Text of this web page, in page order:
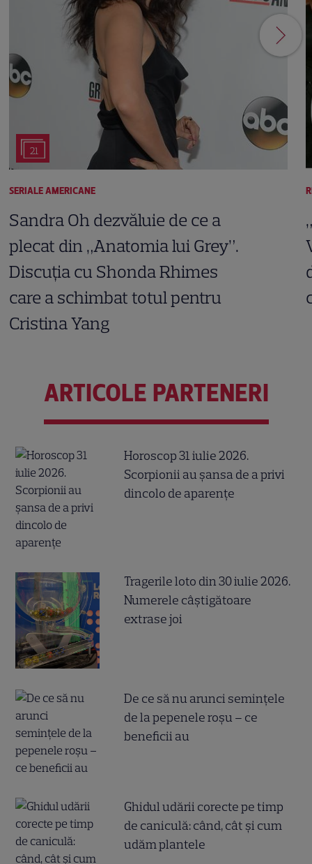
21
SERIALE AMERICANE
Sandra Oh dezvăluie de ce a
plecat din „Anatomia lui Grey”.
Discuția cu Shonda Rhimes
care a schimbat totul pentru
Cristina Yang
ARTICOLE PARTENERI
Horoscop 31 iulie 2026.
Scorpionii au șansa de a privi
dincolo de aparențe
Tragerile loto din 30 iulie 2026.
Numerele câştigătoare
extrase joi
De ce să nu arunci semințele
de la pepenele roșu – ce
beneficii au
Ghidul udării corecte pe timp
de caniculă: când, cât şi cum
udăm plantele